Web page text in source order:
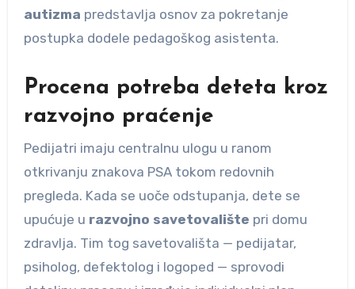
autizma predstavlja osnov za pokretanje
postupka dodele pedagoškog asistenta.
Procena potreba deteta kroz
razvojno praćenje
Pedijatri imaju centralnu ulogu u ranom
otkrivanju znakova PSA tokom redovnih
pregleda. Kada se uoče odstupanja, dete se
upućuje u razvojno savetovalište pri domu
zdravlja. Tim tog savetovališta — pedijatar,
psiholog, defektolog i logoped — sprovodi